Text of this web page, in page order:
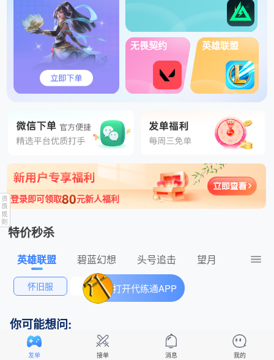
打开代练通APP
刚刚 青叶工作室发单 发布了三角洲行动100元的订单
刚刚 纯纯小白兔发单 发布了王者荣耀900元的订单
1分钟前 不一代练工作室 发布了英雄联盟手游160元的订单
1分钟前 风声王者荣耀高级代练 发布了无畏契约430元的订单
1分钟前 康康发肥单结单快 发布了冒险岛怀旧服288元的订单
1分钟前 飞一样的感觉陪玩 发布了三角洲行动150元的订单
无畏契约 英雄联盟
登录即可领取80元新人福利
特价秒杀
英雄联盟 碧蓝幻想 头号追击 望月 王者荣
怀旧服 排位赛
你可能想问:
怎么自己定价格、自定义标题发单？
发单 接单 消息 我的